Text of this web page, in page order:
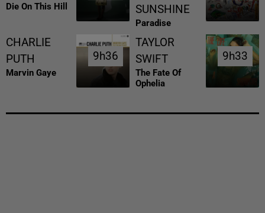
Die On This Hill
SUNSHINE
Paradise
CHARLIE
PUTH
Marvin Gaye
9h36
9h36
TAYLOR
SWIFT
The Fate Of
Ophelia
9h33
9h33